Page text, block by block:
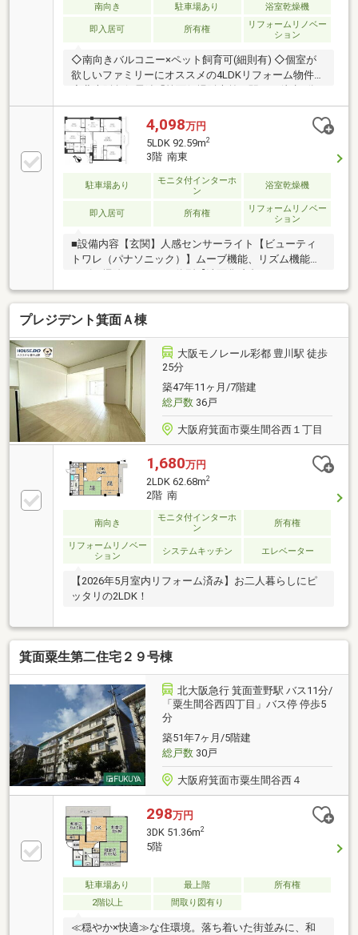
南向き 駐車場あり 浴室乾燥機
即入居可 所有権
リフォームリノベー
ション
◇南向きバルコニー×ペット飼育可(細則有) ◇個室が
欲しいファミリーにオススメの4LDKリフォーム物件
◇機能的なウォークスルークローゼット有♪
4,098万円
5LDK 92.59m2
3階 南東
駐車場あり
モニタ付インターホ
ン
浴室乾燥機
即入居可 所有権
リフォームリノベー
ション
■設備内容【玄関】人感センサーライト【ビューティ
トワレ（パナソニック）】ムーブ機能、リズム機能、
ク）】くもりシャットミラー、スクエア洗面【浴室
（パナソニック）】浴室暖房換気乾燥機、サイズ
1216【電気温水器（四変テック）】2022年6月製造、
容量370L【TVモニター付きインターホン（パナソニッ
ク）】録画再生機能付き【システムキッチン（パナソ
ニック）】食器洗浄乾燥機、水栓一体型浄水器、パン
トリー※5つの洋室のうち4つまでは通常のエアコンが
設置可能、1つはウィンドウエアコンになります※エレ
ベーターが停止する階のお部屋です
プレジデント箕面Ａ棟
大阪モノレール彩都 豊川駅 徒歩
25分
築47年11ヶ月/7階建
総戸数36戸
大阪府箕面市粟生間谷西１丁目
1,680万円
2LDK 62.68m2
2階 南
南向き
モニタ付インターホ
ン
所有権
リフォームリノベー
ション
システムキッチン エレベーター
【2026年5月室内リフォーム済み】お二人暮らしにピ
ッタリの2LDK！
箕面粟生第二住宅２９号棟
北大阪急行 箕面萱野駅 バス11分/
「粟生間谷西四丁目」バス停 停歩5
分
築51年7ヶ月/5階建
総戸数30戸
大阪府箕面市粟生間谷西４
298万円
3DK 51.36m2
5階
駐車場あり 最上階
所有権
2階以上
間取り図有り
≪穏やか×快適≫な住環境。落ち着いた街並みに、和